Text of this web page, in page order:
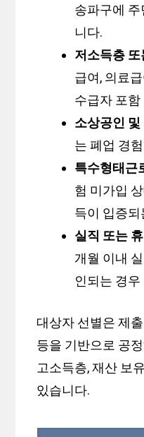
송파구에
니다.
저소득층
급여, 의료
수급자 포함
소상공인
는 폐업 경
특수형태근
험 미가입
득이 입증되
실직 또는
개월 이내
인되는 경우
대상자 선별은 제
등을 기반으로 공
고소득층, 재산 보
있습니다.